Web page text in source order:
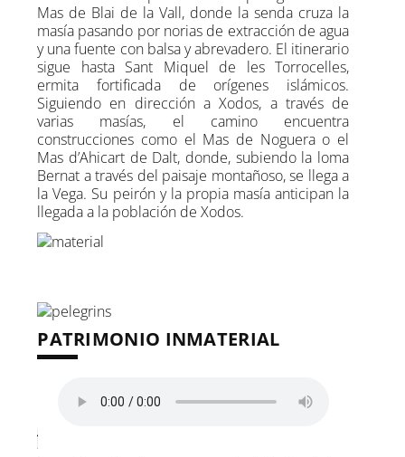
Mas de Blai de la Vall, donde la senda cruza la
masía pasando por norias de extracción de agua
y una fuente con balsa y abrevadero. El itinerario
sigue hasta Sant Miquel de les Torrocelles,
ermita fortificada de orígenes islámicos.
Siguiendo en dirección a Xodos, a través de
varias masías, el camino encuentra
construcciones como el Mas de Noguera o el
Mas d’Ahicart de Dalt, donde, subiendo la loma
Bernat a través del paisaje montañoso, se llega a
la Vega. Su peirón y la propia masía anticipan la
llegada a la población de Xodos.
PATRIMONIO INMATERIAL